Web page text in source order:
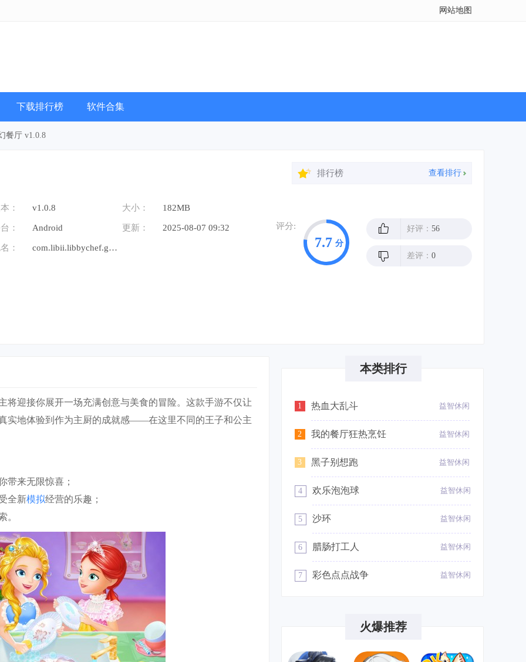
网站地图
下载排行榜 软件合集
餐厅 v1.0.8
： v1.0.8 大小： 182MB
： Android 更新： 2025-08-07 09:32
： com.libii.libbychef.game.huawei
排行榜 查看排行
评分:
7.7 分
好评： 56
差评： 0
将迎接你展开一场充满创意与美食的冒险。这款手游不仅让
实地体验到作为主厨的成就感——在这里不同的王子和公主
带来无限惊喜；
全新模拟经营的乐趣；
。
本类排行
1 热血大乱斗 益智休闲
2 我的餐厅狂热烹饪 益智休闲
3 黑子别想跑 益智休闲
4 欢乐泡泡球 益智休闲
5 沙环 益智休闲
6 腊肠打工人 益智休闲
7 彩色点点战争 益智休闲
植物大战僵尸以撒版
火爆推荐